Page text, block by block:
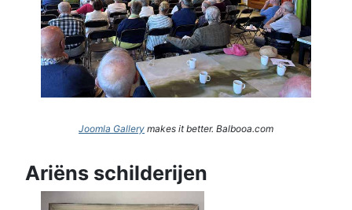
Joomla Gallery makes it better. Balbooa.com
Ariëns schilderijen